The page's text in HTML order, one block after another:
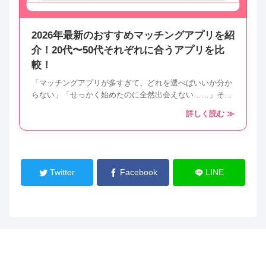
2026年最新のおすすめマッチングアプリを紹
介！20代〜50代それぞれに合うアプリを比
較！
「マッチングアプリが多すぎて、どれを選べばいいか分か
らない」「せっかく始めたのに全然出会えない……」そん
たおすすめアプリの比較ランキングに加え、失敗しないた
めの選び方や返信率を高めるメッセージのコツまで解説し
詳しく読む ≫
Twitter Facebook LINE